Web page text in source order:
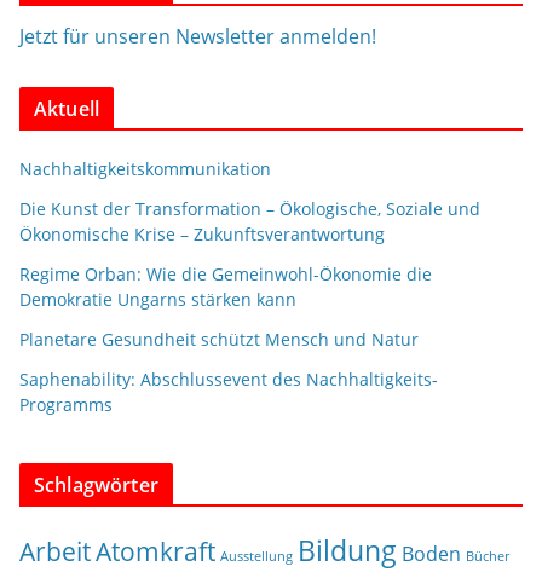
Jetzt für unseren Newsletter anmelden!
Aktuell
Nachhaltigkeitskommunikation
Die Kunst der Transformation – Ökologische, Soziale und
Ökonomische Krise – Zukunftsverantwortung
Regime Orban: Wie die Gemeinwohl-Ökonomie die
Demokratie Ungarns stärken kann
Planetare Gesundheit schützt Mensch und Natur
Saphenability: Abschlussevent des Nachhaltigkeits-
Programms
Schlagwörter
ArbeitAtomkraft Ausstellung Bildung Boden Bücher